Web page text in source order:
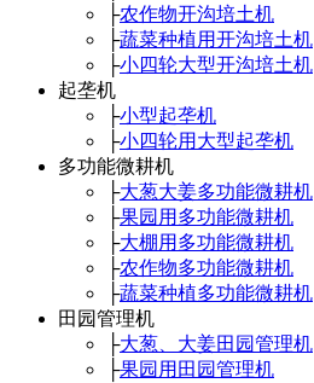
├农作物开沟培土机
├蔬菜种植用开沟培土机
├小四轮大型开沟培土机
起垄机
├小型起垄机
├小四轮用大型起垄机
多功能微耕机
├大葱大姜多功能微耕机
├果园用多功能微耕机
├大棚用多功能微耕机
├农作物多功能微耕机
├蔬菜种植多功能微耕机
田园管理机
├大葱、大姜田园管理机
├果园用田园管理机